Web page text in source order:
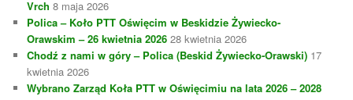
Vrch 8 maja 2026
Polica – Koło PTT Oświęcim w Beskidzie Żywiecko-
Orawskim – 26 kwietnia 2026 28 kwietnia 2026
Chodź z nami w góry – Polica (Beskid Żywiecko-Orawski) 17
kwietnia 2026
Wybrano Zarząd Koła PTT w Oświęcimiu na lata 2026 – 2028